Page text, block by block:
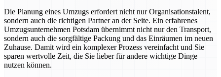
Die Planung eines Umzugs erfordert nicht nur Organisationstalent,
sondern auch die richtigen Partner an der Seite. Ein erfahrenes
Umzugsunternehmen Potsdam übernimmt nicht nur den Transport,
sondern auch die sorgfältige Packung und das Einräumen im neuen
Zuhause. Damit wird ein komplexer Prozess vereinfacht und Sie
sparen wertvolle Zeit, die Sie lieber für andere wichtige Dinge
nutzen können.